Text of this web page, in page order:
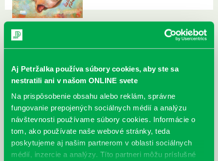
Aj Petržalka používa súbory cookies, aby ste sa
nestratili ani v našom ONLINE svete
Na prispôsobenie obsahu alebo reklám, správne
fungovanie prepojených sociálnych médií a analýzu
návštevnosti používame súbory cookies. Informácie o
tom, ako používate naše webové stránky, teda
poskytujeme aj našim partnerom v oblasti sociálnych
médií, inzercie a analýzy. Títo partneri môžu príslušné